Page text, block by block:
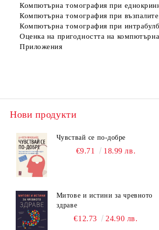
Компютърна томография при
Компютърна томография при
Компютърна томография при
Оценка на пригодността на
Приложения
Нови продукти
Чувствай се по-добре
€9.71 18.99 лв.
Митове и истини за чревното
здраве
€12.73 24.90 лв.